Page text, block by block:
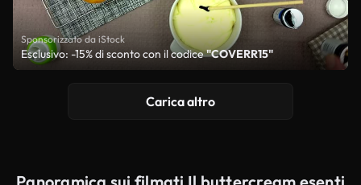
Sponsorizzato da iStock
Esclusivo: -15% di sconto con il codice"COVERR15"
Carica altro